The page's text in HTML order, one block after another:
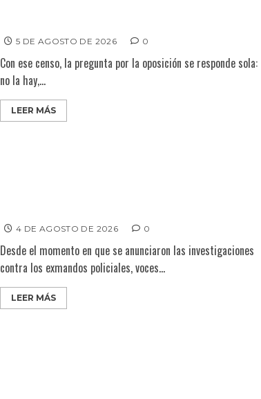
5 DE AGOSTO DE 2026 0
Con ese censo, la pregunta por la oposición se responde sola:
no la hay,...
LEER MÁS
4 DE AGOSTO DE 2026 0
Desde el momento en que se anunciaron las investigaciones
contra los exmandos policiales, voces...
LEER MÁS